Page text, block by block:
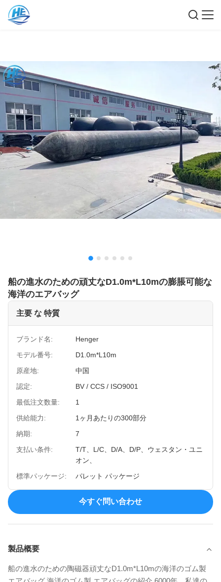
船の進水のための頑丈なD1.0m*L10mの膨脹可能な
海洋のエアバッグ
主要 な 特質
ブランド名:
Henger
モデル番号:
D1.0m*L10m
原産地:
中国
認定:
BV / CCS / ISO9001
最低注文数量:
1
供給能力:
1ヶ月あたりの300部分
納期:
7
支払い条件:
T/T、L/C、D/A、D/P、ウェスタン・ユニ
オン、
標準パッケージ:
パレット パッケージ
今すぐ問い合わせ
製品概要
船の進水のための陶磁器頑丈なD1.0m*L10mの海洋のゴム製